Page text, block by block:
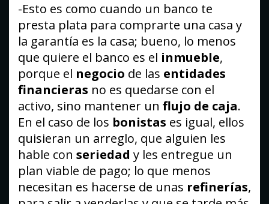
-Esto es como cuando un banco te
presta plata para comprarte una casa y
la garantía es la casa; bueno, lo menos
que quiere el banco es el inmueble,
porque el negocio de las entidades
financieras no es quedarse con el
activo, sino mantener un flujo de caja.
En el caso de los bonistas es igual, ellos
quisieran un arreglo, que alguien les
hable con seriedad y les entregue un
plan viable de pago; lo que menos
necesitan es hacerse de unas refinerías,